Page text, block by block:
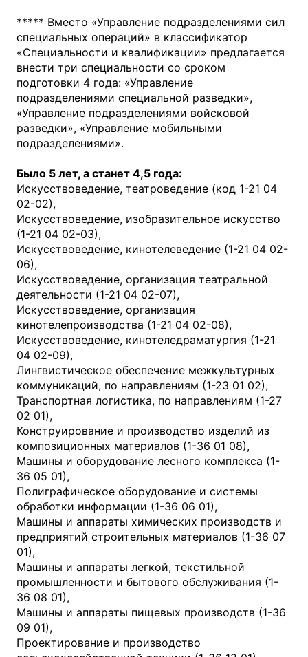
***** Вместо «Управление подразделениями сил
специальных операций» в классификатор
«Специальности и квалификации» предлагается
внести три специальности со сроком
подготовки 4 года: «Управление
подразделениями специальной разведки»,
«Управление подразделениями войсковой
разведки», «Управление мобильными
подразделениями».
Было 5 лет, а станет 4,5 года:
Искусствоведение, театроведение (код 1-21 04
02-02),
Искусствоведение, изобразительное искусство
(1-21 04 02-03),
Искусствоведение, кинотелеведение (1-21 04 02-
06),
Искусствоведение, организация театральной
деятельности (1-21 04 02-07),
Искусствоведение, организация
кинотелепроизводства (1-21 04 02-08),
Искусствоведение, кинотеледраматургия (1-21
04 02-09),
Лингвистическое обеспечение межкультурных
коммуникаций, по направлениям (1-23 01 02),
Транспортная логистика, по направлениям (1-27
02 01),
Конструирование и производство изделий из
композиционных материалов (1-36 01 08),
Машины и оборудование лесного комплекса (1-
36 05 01),
Полиграфическое оборудование и системы
обработки информации (1-36 06 01),
Машины и аппараты химических производств и
предприятий строительных материалов (1-36 07
01),
Машины и аппараты легкой, текстильной
промышленности и бытового обслуживания (1-
36 08 01),
Машины и аппараты пищевых производств (1-36
09 01),
Проектирование и производство